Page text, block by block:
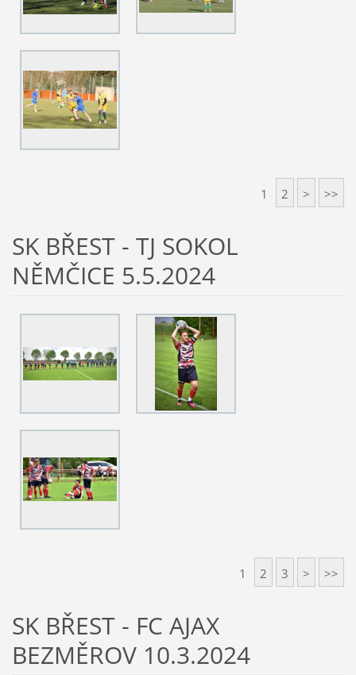
1 2 > >>
SK BŘEST - TJ SOKOL
NĚMČICE 5.5.2024
1 2 3 > >>
SK BŘEST - FC AJAX
BEZMĚROV 10.3.2024